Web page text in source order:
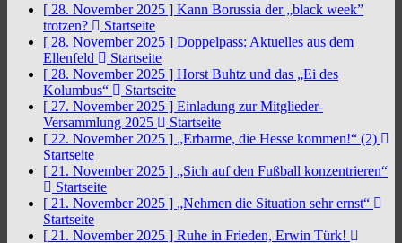
[ 28. November 2025 ] Kann Borussia der „black week”
trotzen?
Startseite
[ 28. November 2025 ] Doppelpass: Aktuelles aus dem
Ellenfeld
Startseite
[ 28. November 2025 ] Horst Buhtz und das „Ei des
Kolumbus“
Startseite
[ 27. November 2025 ] Einladung zur Mitglieder-
Versammlung 2025
Startseite
[ 22. November 2025 ] „Erbarme, die Hesse kommen!“ (2)
Startseite
[ 21. November 2025 ] „Sich auf den Fußball konzentrieren“
Startseite
[ 21. November 2025 ] „Nehmen die Situation sehr ernst“
Startseite
[ 21. November 2025 ] Ruhe in Frieden, Erwin Türk!